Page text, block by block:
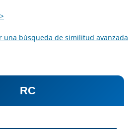
una búsqueda de similitud avanzada
RC